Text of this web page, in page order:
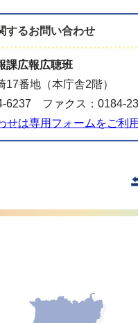
するお問い合わせ
課広報広聴班
17番地（本庁舎2階）
6237 ファクス：0184-
せは専用フォームをご利